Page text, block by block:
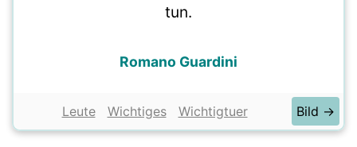
tun.
Romano Guardini
Leute Wichtiges Wichtigtuer Bild →